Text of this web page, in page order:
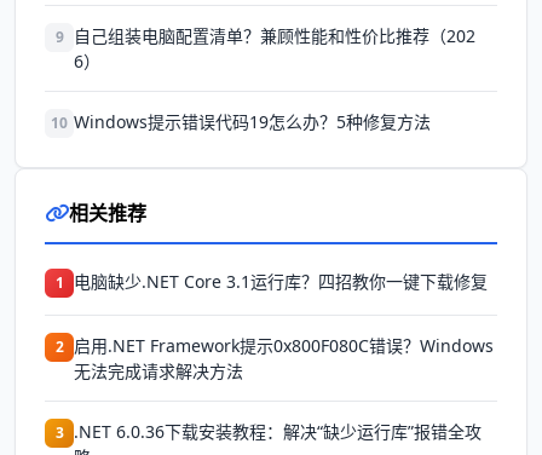
9
自己组装电脑配置清单？兼顾性能和性价比推荐（202
6）
10 Windows提示错误代码19怎么办？5种修复方法
相关推荐
1 电脑缺少.NET Core 3.1运行库？四招教你一键下载修复
2 启用.NET Framework提示0x800F080C错误？Windows
无法完成请求解决方法
3 .NET 6.0.36下载安装教程：解决“缺少运行库”报错全攻